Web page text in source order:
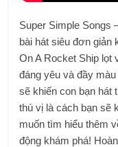
Super Simple Songs
bài hát siêu đơn giản
On A Rocket Ship lọt
đáng yêu và đầy
sẽ khiến con bạn hát
thú vị là cách bạn sẽ
muốn tìm hiểu thêm
động khám phá!